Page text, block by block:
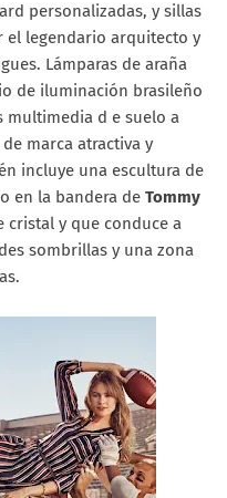
personalizadas, y sillas
el legendario arquitecto y
Lámparas de araña
de iluminación brasileño
multimedia d e suelo a
marca atractiva y
incluye una escultura de
en la bandera de Tommy
cristal y que conduce a
sombrillas y una zona